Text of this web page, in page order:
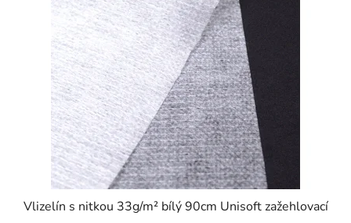
Vlizelín s nitkou 33g/m² bílý 90cm Unisoft zažehlovací